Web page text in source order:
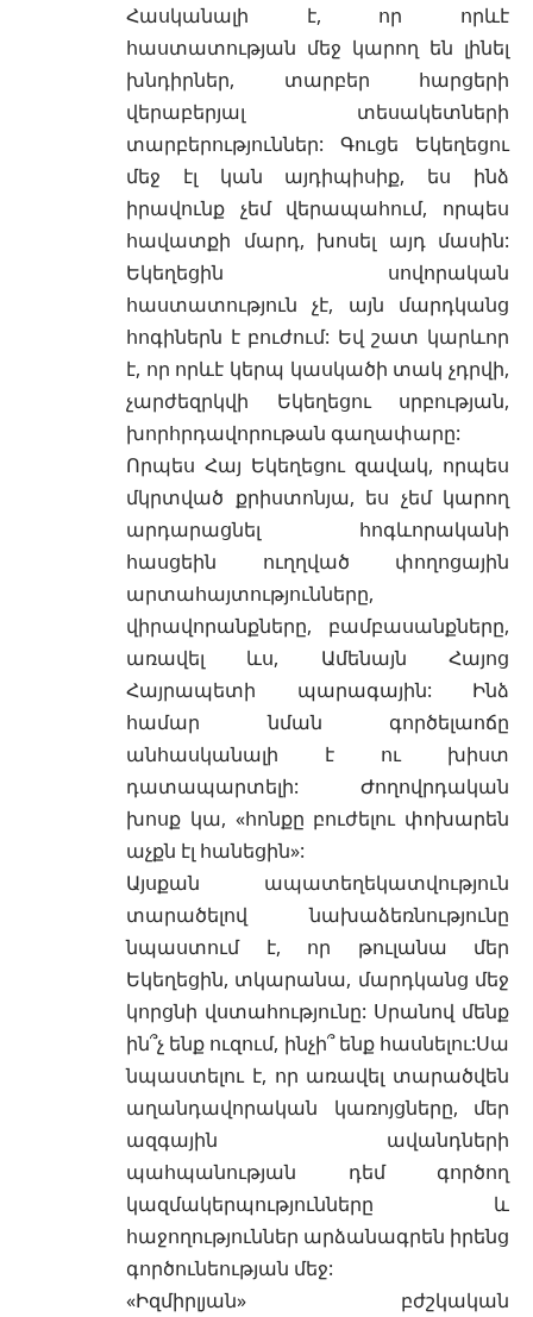
Հասկանալի է, որ որևէ
հաստատության մեջ կարող են լինել
խնդիրներ, տարբեր հարցերի
վերաբերյալ տեսակետների
տարբերություններ: Գուցե Եկեղեցու
մեջ էլ կան այդիպիսիք, ես ինձ
իրավունք չեմ վերապահում, որպես
հավատքի մարդ, խոսել այդ մասին:
Եկեղեցին սովորական
հաստատություն չէ, այն մարդկանց
հոգիներն է բուժում: Եվ շատ կարևոր
է, որ որևէ կերպ կասկածի տակ չդրվի,
չարժեզրկվի Եկեղեցու սրբության,
խորհրդավորութան գաղափարը:
Որպես Հայ Եկեղեցու զավակ, որպես
մկրտված քրիստոնյա, ես չեմ կարող
արդարացնել հոգևորականի
հասցեին ուղղված փողոցային
արտահայտությունները,
վիրավորանքները, բամբասանքները,
առավել ևս, Ամենայն Հայոց
Հայրապետի պարագային: Ինձ
համար նման գործելաոճը
անհասկանալի է ու խիստ
դատապարտելի: Ժողովրդական
խոսք կա, «հոնքը բուժելու փոխարեն
աչքն էլ հանեցին»:
Այսքան ապատեղեկատվություն
տարածելով նախաձեռնությունը
նպաստում է, որ թուլանա մեր
Եկեղեցին, տկարանա, մարդկանց մեջ
կորցնի վստահությունը: Սրանով մենք
ին՞չ ենք ուզում, ինչի՞ ենք հասնելու:Սա
նպաստելու է, որ առավել տարածվեն
աղանդավորական կառոյցները, մեր
ազգային ավանդների
պահպանության դեմ գործող
կազմակերպությունները և
հաջողություններ արձանագրեն իրենց
գործունեության մեջ:
«Իզմիրլյան» բժշկական